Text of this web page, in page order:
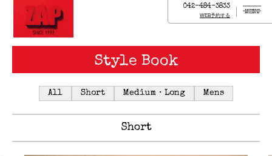
042-484-3833
WEB予約する
MENU
Style Book
All Short Medium・Long Mens
Short